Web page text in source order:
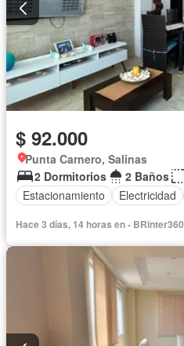
$ 92.000
Punta Carnero, Salinas
2 Dormitorios
2 Baños
Estacionamiento
Electricidad
Hace 3 días, 14 horas en - BRinter360